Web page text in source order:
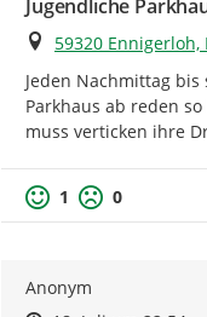
Jugendliche
Ort
59320
Jeden Nachmittag
Parkhaus ab reden
muss verticken ihre
1 0
Anonym